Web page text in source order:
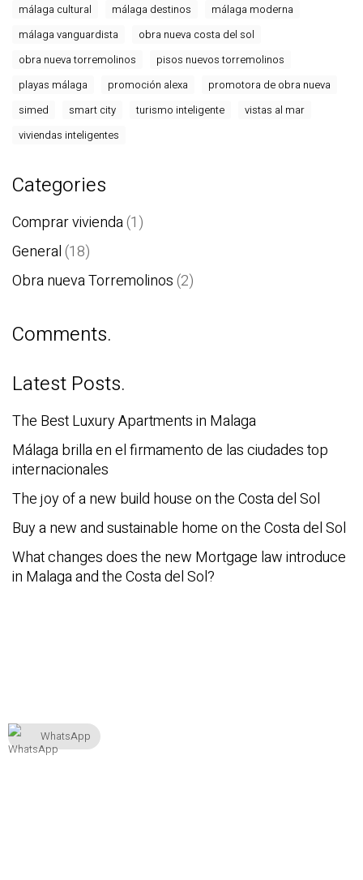
málaga cultural
málaga destinos
málaga moderna
málaga vanguardista
obra nueva costa del sol
obra nueva torremolinos
pisos nuevos torremolinos
playas málaga
promoción alexa
promotora de obra nueva
simed
smart city turismo inteligente
vistas al mar
viviendas inteligentes
Categories
Comprar vivienda(1)
General(18)
Obra nueva Torremolinos(2)
Comments.
Latest Posts.
The Best Luxury Apartments in Malaga
Málaga brilla en el firmamento de las ciudades top
internacionales
The joy of a new build house on the Costa del Sol
Buy a new and sustainable home on the Costa del Sol
What changes does the new Mortgage law introduce
in Malaga and the Costa del Sol?
WhatsApp